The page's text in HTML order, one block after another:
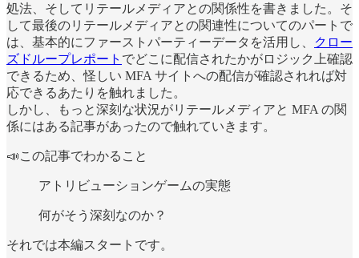
処法、そしてリテールメディアとの関係性を書きました。そ
して最後のリテールメディアとの関連性についてのパートで
は、基本的にファーストパーティーデータを活用し、
クロー
ズドループレポート でどこに配信されたかがロジック上確認
できるため、怪しい MFA サイトへの配信が確認されれば対
応できるあたりを触れました。
しかし、もっと深刻な状況がリテールメディアと MFA の関
係にはある記事があったので触れていきます。
📣この記事でわかること
アトリビューションゲームの実態
何がそう深刻なのか？
それでは本編スタートです。